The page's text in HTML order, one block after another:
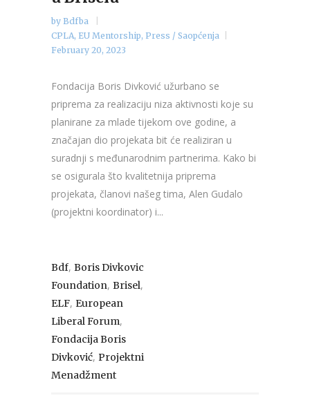
by Bdfba
CPLA, EU Mentorship, Press / Saopćenja
February 20, 2023
Fondacija Boris Divković užurbano se
priprema za realizaciju niza aktivnosti koje su
planirane za mlade tijekom ove godine, a
značajan dio projekata bit će realiziran u
suradnji s međunarodnim partnerima. Kako bi
se osigurala što kvalitetnija priprema
projekata, članovi našeg tima, Alen Gudalo
(projektni koordinator) i...
Bdf, Boris Divkovic
Foundation, Brisel,
ELF, European
Liberal Forum,
Fondacija Boris
Divković, Projektni
Menadžment